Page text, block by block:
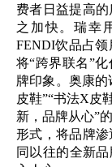
费者日益提高
之加快。瑞幸
FENDI饮品占
将“跨界联名”
牌印象。奥康
皮鞋”“书法X皮
新，品牌从心”
形式，将品牌
同以往的全新